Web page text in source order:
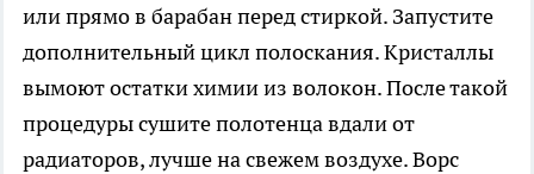
или прямо в барабан перед стиркой. Запустите
дополнительный цикл полоскания. Кристаллы
вымоют остатки химии из волокон. После такой
процедуры сушите полотенца вдали от
радиаторов, лучше на свежем воздухе. Ворс